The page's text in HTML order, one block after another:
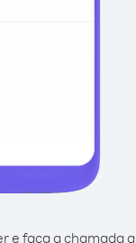
e faça a chamada a